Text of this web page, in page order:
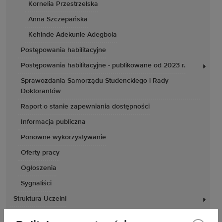
Kornelia Przestrzelska
Anna Szczepańska
Kehinde Adekunle Adegbola
Postępowania habilitacyjne
Postępowania habilitacyjne - publikowane od 2023 r.
Sprawozdania Samorządu Studenckiego i Rady
Doktorantów
Raport o stanie zapewniania dostępności
Informacja publiczna
Ponowne wykorzystywanie
Oferty pracy
Ogłoszenia
Sygnaliści
Struktura Uczelni